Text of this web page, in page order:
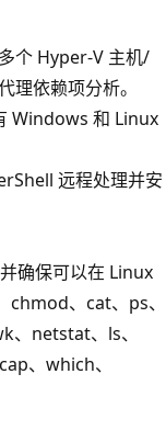
个 Hyper-V 主机/
理依赖项分析。
Windows 和 Linux
远程处理并安
确保可以在 Linux
、cat、ps、
netstat、ls、
、which、